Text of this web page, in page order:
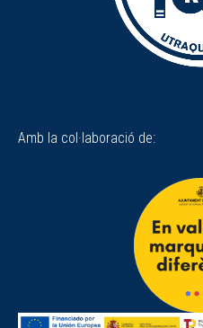
Amb la col·laboració de: